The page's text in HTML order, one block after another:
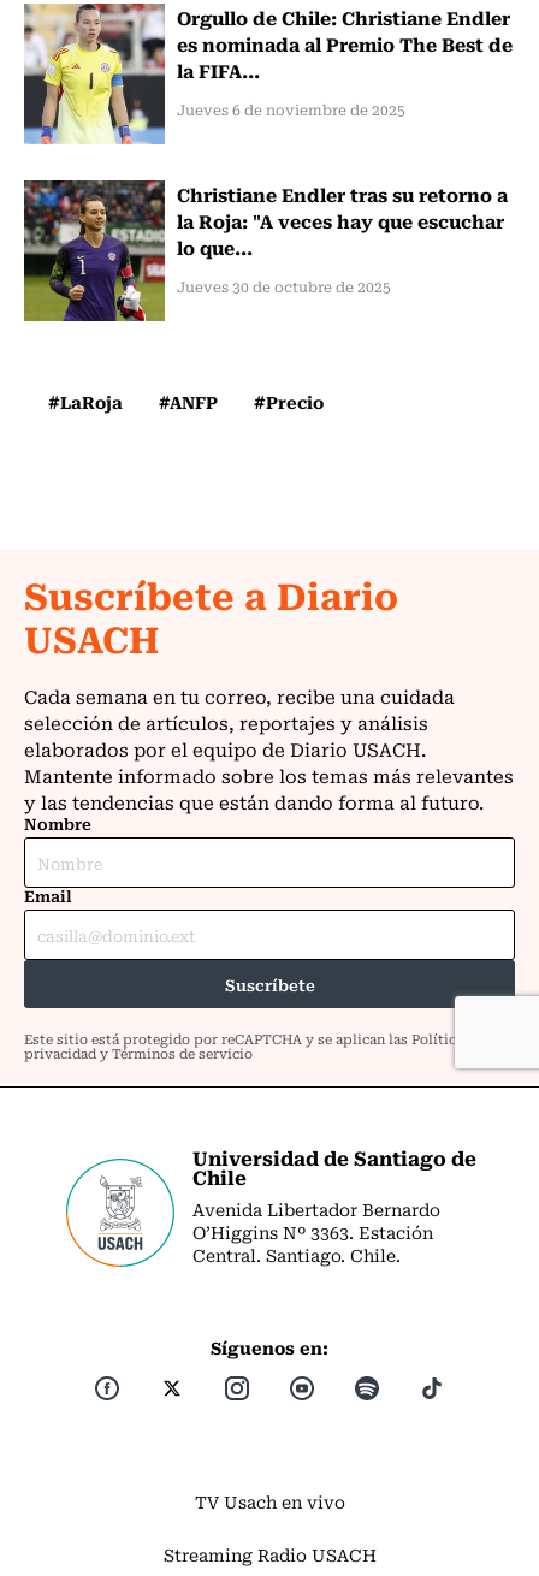
Orgullo de Chile: Christiane Endler
es nominada al Premio The Best de
la FIFA...
Jueves 6 de noviembre de 2025
Christiane Endler tras su retorno a
la Roja: "A veces hay que escuchar
lo que...
Jueves 30 de octubre de 2025
#LaRoja #ANFP #Precio
Universidad de Santiago de
Chile
Avenida Libertador Bernardo
O’Higgins Nº 3363. Estación
Central. Santiago. Chile.
Síguenos en:
TV Usach en vivo
Streaming Radio USACH